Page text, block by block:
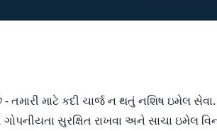
તમારી માટે કદી ચાર્જ ન થતું નશિષ ઇમેલ સેવા.
સુરક્ષિત રાખવા અને સાચા ઇમેલ